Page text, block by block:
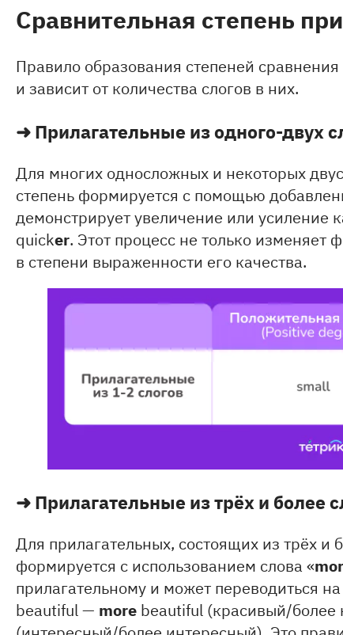
Сравнительная степень
Правило образования степеней
и зависит от количества слогов в них.
➜Прилагательные из одного-двух
Для многих односложных и некоторых
степень формируется с помощью
демонстрирует увеличение или усиление
quicker. Этот процесс не только изменяет
в степени выраженности его качества.
➜Прилагательные из трёх и более
Для прилагательных, состоящих из трёх и
формируется с использованием слова «
прилагательному и может переводиться
beautiful — more beautiful (красивый/